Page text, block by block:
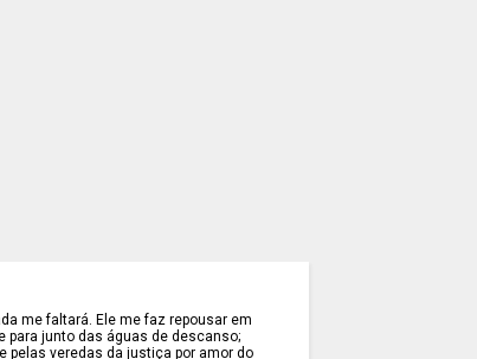
me faltará. Ele me faz repousar em
para junto das águas de descanso;
pelas veredas da justiça por amor do